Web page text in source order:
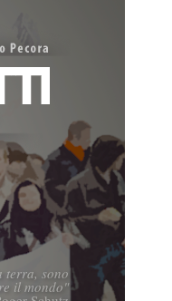
terra, sono
il mondo"